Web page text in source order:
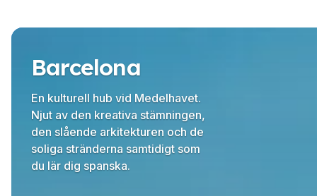
Programy według wieku
Barcelona
Madrid
Málaga
Costa Rica
Barcelona
En kulturell hub vid Medelhavet.
Njut av den kreativa stämningen,
den slående arkitekturen och de
soliga stränderna samtidigt som
du lär dig spanska.